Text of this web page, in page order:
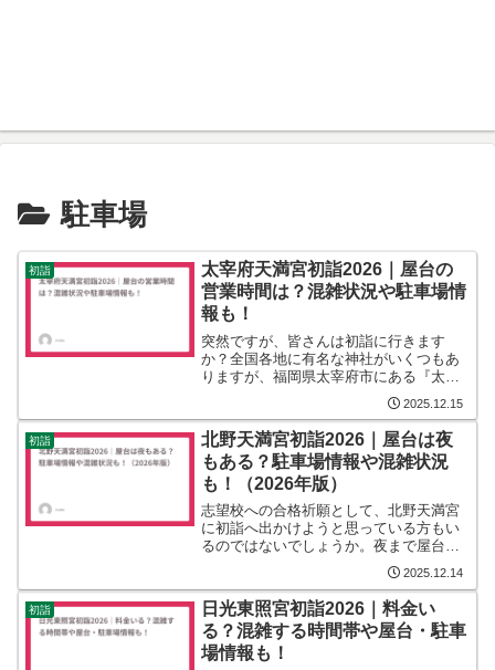
駐車場
初詣
太宰府天満宮初詣2026｜屋台の
営業時間は？混雑状況や駐車場情
報も！
突然ですが、皆さんは初詣に行きます
か？全国各地に有名な神社がいくつもあ
りますが、福岡県太宰府市にある『太宰
府天満宮』は“学問の神様”が祀られている
神社で、県内外から毎年多くの参拝客が
初詣で訪れます。そんな太宰府天満宮の
初詣に関して、『屋台の...
2025.12.15
初詣
北野天満宮初詣2026｜屋台は夜
もある？駐車場情報や混雑状況
も！（2026年版）
志望校への合格祈願として、北野天満宮
に初詣へ出かけようと思っている方もい
るのではないでしょうか。夜まで屋台を
楽しみたかったり、車で行って参拝を早
く済ませてしまいたい方もいると思いま
す。その場合2026年の北野天満宮初詣に
おいて、屋台は夜もや...
2025.12.14
初詣
日光東照宮初詣2026｜料金い
る？混雑する時間帯や屋台・駐車
場情報も！